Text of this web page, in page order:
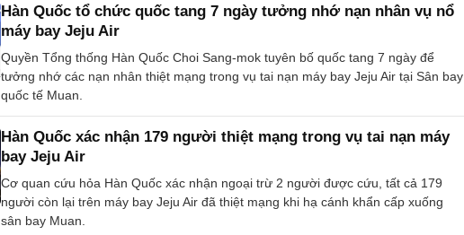
Hàn Quốc tổ chức quốc tang 7 ngày tưởng nhớ nạn nhân vụ nổ
máy bay Jeju Air
Quyền Tổng thống Hàn Quốc Choi Sang-mok tuyên bố quốc tang 7 ngày để
tưởng nhớ các nạn nhân thiệt mạng trong vụ tai nạn máy bay Jeju Air tại Sân bay
quốc tế Muan.
Hàn Quốc xác nhận 179 người thiệt mạng trong vụ tai nạn máy
bay Jeju Air
Cơ quan cứu hỏa Hàn Quốc xác nhận ngoại trừ 2 người được cứu, tất cả 179
người còn lại trên máy bay Jeju Air đã thiệt mạng khi hạ cánh khẩn cấp xuống
sân bay Muan.